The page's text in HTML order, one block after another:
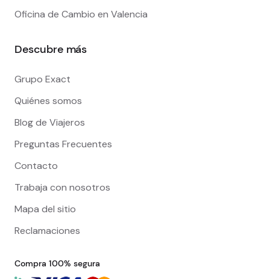
Oficina de Cambio en Valencia
Descubre más
Grupo Exact
Quiénes somos
Blog de Viajeros
Preguntas Frecuentes
Contacto
Trabaja con nosotros
Mapa del sitio
Reclamaciones
Compra 100% segura